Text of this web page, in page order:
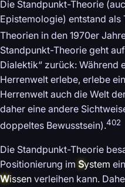
Die Standpunkt-Theorie
Epistemologie) entstand als
Theorien in den 1970er
Standpunkt-Theorie geht
Dialektik“ zurück: Während
Herrenwelt erlebe, erlebe
Herrenwelt auch die Welt
daher eine andere
doppeltes Bewusstsein).402
Die Standpunkt-Theorie
Positionierung im System
Wissen verleihen kann.